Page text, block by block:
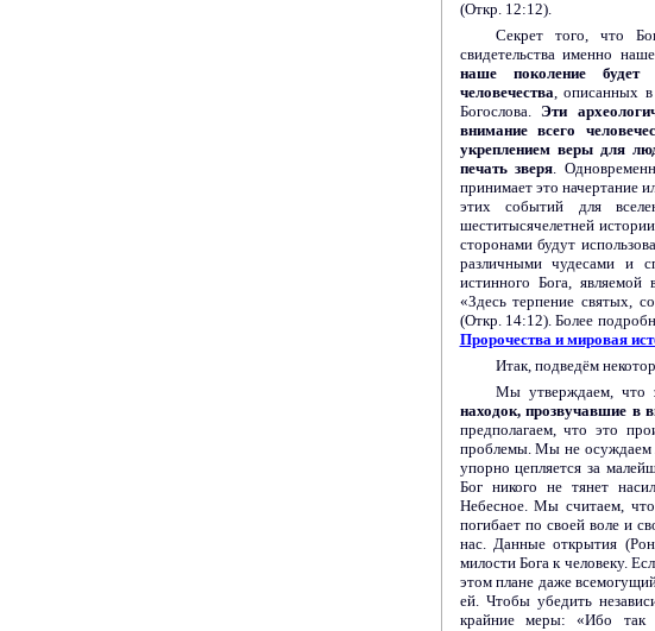
(Откр. 12:12).
Секрет того, что
свидетельства именно
наше поколение будет
человечества , описанных
Богослова. Эти
внимание всего
укреплением веры для
печать зверя .
принимает это начертание
этих событий для
шеститысячелетней
сторонами будут
различными чудесами и
истинного Бога,
«Здесь терпение святых,
(Откр. 14:12). Более
Пророчества и мировая
Итак, подведём
Мы утверждаем, что
находок, прозвучавшие в
предполагаем, что это
проблемы. Мы не осуждаем
упорно цепляется за
Бог никого не тянет
Небесное. Мы считаем, что
погибает по своей воле и
нас. Данные открытия
милости Бога к человеку.
этом плане даже
ей. Чтобы убедить
крайние меры: «Ибо так